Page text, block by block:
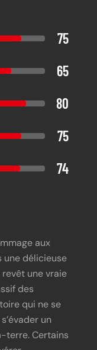
75
65
80
75
74
aux
une délicieuse
une vraie
des
qui ne se
un
terre. Certains